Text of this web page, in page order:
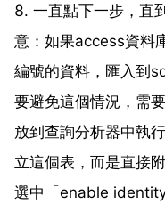
8. 一直點下一步，直
意：如果access資料
編號的資料，匯入到
要避免這個情況，需
放到查詢分析器中執
立這個表，而是直接
選中「enable